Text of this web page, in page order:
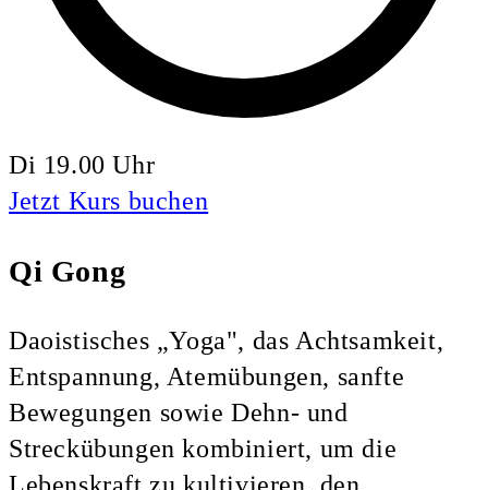
Di 19.00 Uhr
Jetzt Kurs buchen
Qi Gong
Daoistisches „Yoga", das Achtsamkeit,
Entspannung, Atemübungen, sanfte
Bewegungen sowie Dehn- und
Streckübungen kombiniert, um die